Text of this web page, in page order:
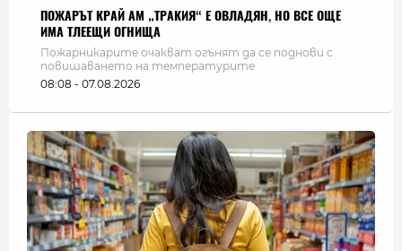
ПОЖАРЪТ КРАЙ АМ „ТРАКИЯ“ Е ОВЛАДЯН, НО ВСЕ ОЩЕ
ИМА ТЛЕЕЩИ ОГНИЩА
Пожарникарите очакват огънят да се поднови с
повишаването на температурите
08:08 - 07.08.2026